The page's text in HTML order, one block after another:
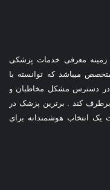
معرفی خدمات پزشکی
میباشد که توانسته با
در دسترس مشکل مخاطبان و
برطرف کند . برترین پزشک در
یک انتخاب هوشمندانه برای